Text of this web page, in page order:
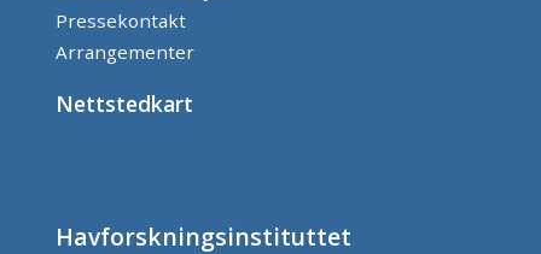
Pressekontakt
Arrangementer
Nettstedkart
Havforskningsinstituttet